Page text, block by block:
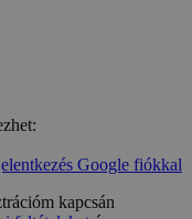
Google fiókkal
kapcsán